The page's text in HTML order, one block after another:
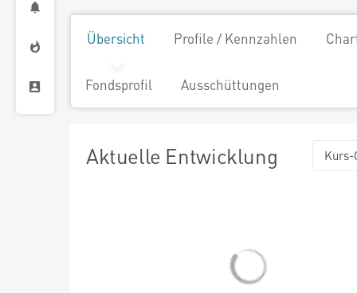
Übersicht Profile / Kennzahlen
Fondsprofil Ausschüttungen
Aktuelle Entwicklung Kurs-